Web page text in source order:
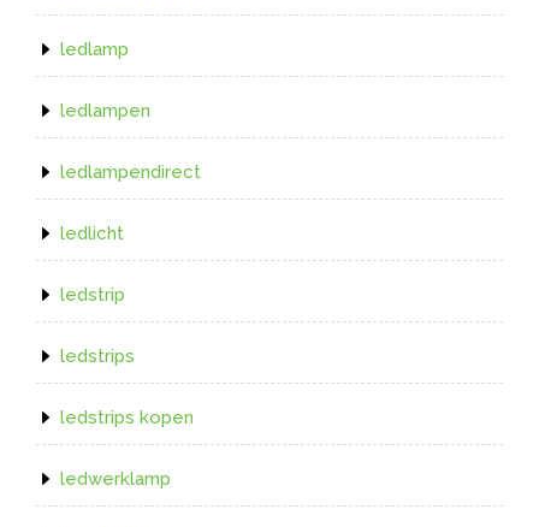
ledlamp
ledlampen
ledlampendirect
ledlicht
ledstrip
ledstrips
ledstrips kopen
ledwerklamp